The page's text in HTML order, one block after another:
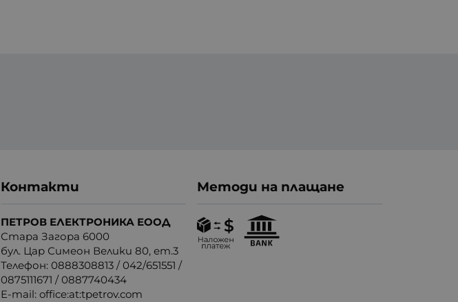
Контакти
ПЕТРОВ ЕЛЕКТРОНИКА ЕООД
Стара Загора 6000
бул. Цар Симеон Велики 80, ет.3
Телефон:0888308813 /042/651551 /
0875111671 /0887740434
E-mail:office:at:tpetrov.com
Методи на плащане